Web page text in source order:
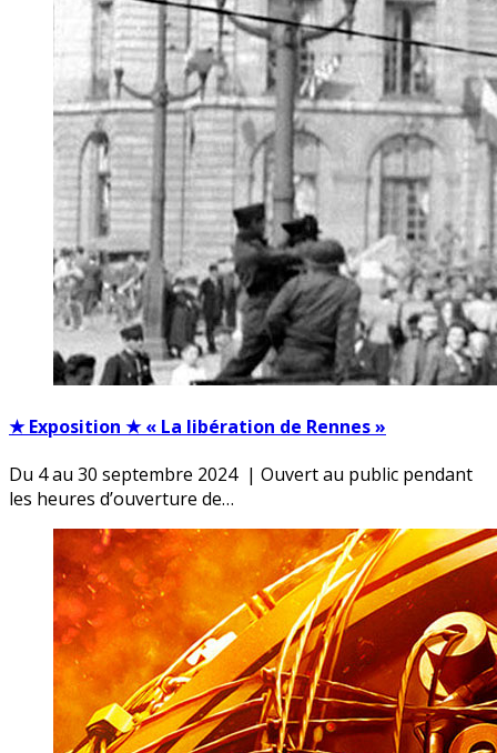
★ Exposition ★ « La libération de Rennes »
Du 4 au 30 septembre 2024 | Ouvert au public pendant
les heures d’ouverture de…